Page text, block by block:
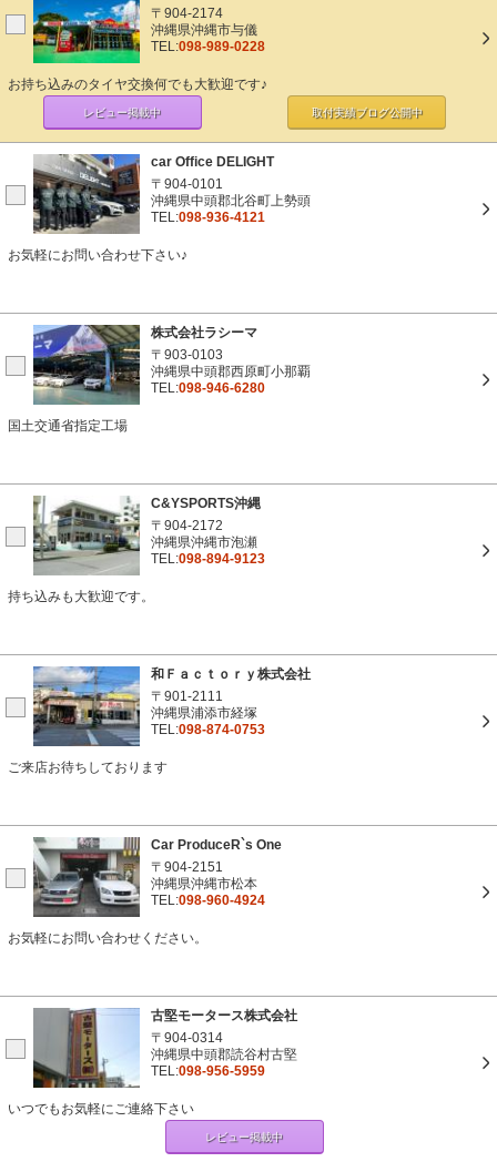
〒904-2174
沖縄県沖縄市与儀
TEL:098-989-0228
お持ち込みのタイヤ交換何でも大歓迎です♪
レビュー掲載中 取付実績ブログ公開中
car Office DELIGHT
〒904-0101
沖縄県中頭郡北谷町上勢頭
TEL:098-936-4121
お気軽にお問い合わせ下さい♪
株式会社ラシーマ
〒903-0103
沖縄県中頭郡西原町小那覇
TEL:098-946-6280
国土交通省指定工場
C&YSPORTS沖縄
〒904-2172
沖縄県沖縄市泡瀬
TEL:098-894-9123
持ち込みも大歓迎です。
和Ｆａｃｔｏｒｙ株式会社
〒901-2111
沖縄県浦添市経塚
TEL:098-874-0753
ご来店お待ちしております
Car ProduceR`s One
〒904-2151
沖縄県沖縄市松本
TEL:098-960-4924
お気軽にお問い合わせください。
古堅モータース株式会社
〒904-0314
沖縄県中頭郡読谷村古堅
TEL:098-956-5959
いつでもお気軽にご連絡下さい
レビュー掲載中